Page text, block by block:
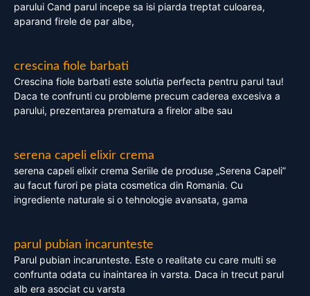
parului Cand parul incepe sa isi piarda treptat culoarea,
aparand firele de par albe,
crescina fiole barbati
Crescina fiole barbati este solutia perfecta pentru parul tau!
Daca te confrunti cu probleme precum caderea excesiva a
parului, prezentarea prematura a firelor albe sau
serena capeli elixir crema
serena capeli elixir crema Seriile de produse „Serena Capeli”
au facut furori pe piata cosmetica din Romania. Cu
ingrediente naturale si o tehnologie avansata, gama
parul pubian incarunteste
Parul pubian incarunteste. Este o realitate cu care multi se
confrunta odata cu inaintarea in varsta. Daca in trecut parul
alb era asociat cu varsta